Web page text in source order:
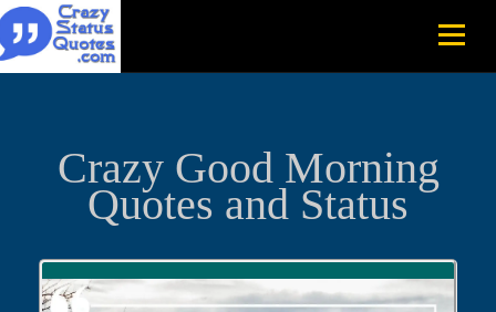
Crazy Good Morning
Quotes and Status